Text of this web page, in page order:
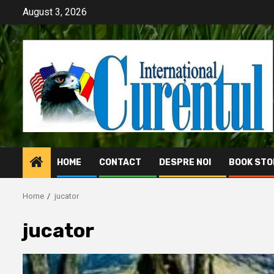
content
August 3, 2026
HOME CONTACT DESPRE NOI BOOK
Home jucator
jucator